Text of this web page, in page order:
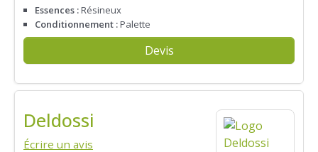
Essences :Résineux
Conditionnement :Palette
Devis
Deldossi
Écrire un avis